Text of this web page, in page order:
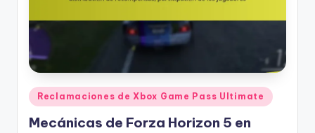
Posted
in
Reclamaciones de Xbox Game Pass Ultimate
Mecánicas de Forza Horizon 5 en